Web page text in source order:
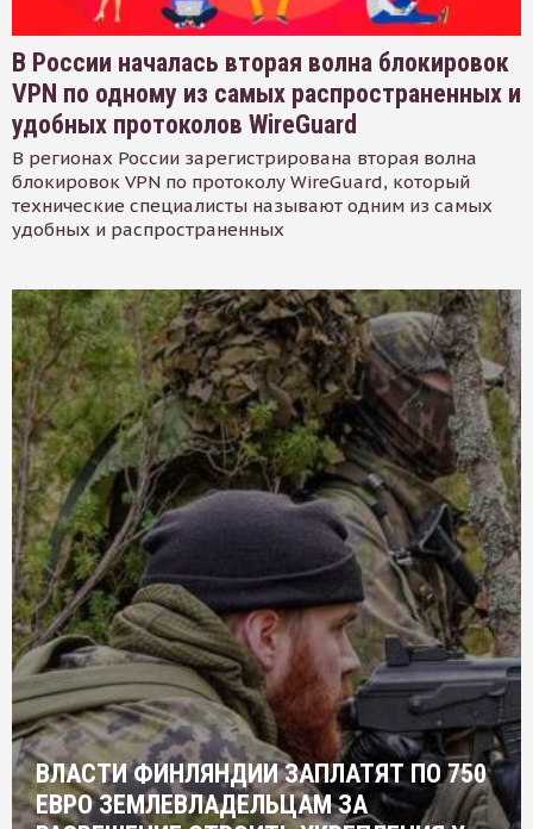
В России началась вторая волна блокировок
VPN по одному из самых распространенных и
удобных протоколов WireGuard
В регионах России зарегистрирована вторая волна
блокировок VPN по протоколу WireGuard, который
технические специалисты называют одним из самых
удобных и распространенных
ВЛАСТИ ФИНЛЯНДИИ ЗАПЛАТЯТ ПО 750
ЕВРО ЗЕМЛЕВЛАДЕЛЬЦАМ ЗА